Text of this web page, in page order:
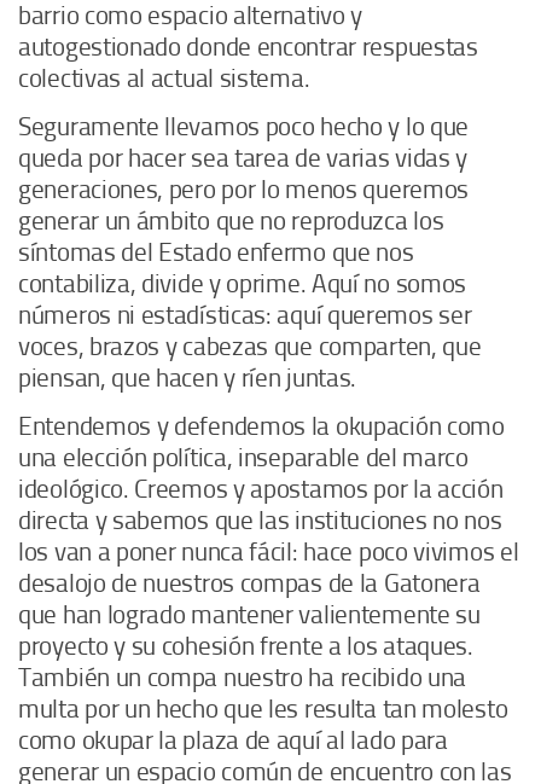
barrio como espacio alternativo y
autogestionado donde encontrar respuestas
colectivas al actual sistema.
Seguramente llevamos poco hecho y lo que
queda por hacer sea tarea de varias vidas y
generaciones, pero por lo menos queremos
generar un ámbito que no reproduzca los
síntomas del Estado enfermo que nos
contabiliza, divide y oprime. Aquí no somos
números ni estadísticas: aquí queremos ser
voces, brazos y cabezas que comparten, que
piensan, que hacen y ríen juntas.
Entendemos y defendemos la okupación como
una elección política, inseparable del marco
ideológico. Creemos y apostamos por la acción
directa y sabemos que las instituciones no nos
los van a poner nunca fácil: hace poco vivimos el
desalojo de nuestros compas de la Gatonera
que han logrado mantener valientemente su
proyecto y su cohesión frente a los ataques.
También un compa nuestro ha recibido una
multa por un hecho que les resulta tan molesto
como okupar la plaza de aquí al lado para
generar un espacio común de encuentro con las